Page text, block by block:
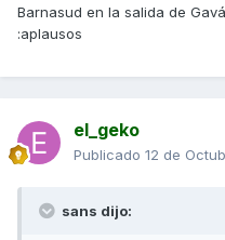
Barnasud en la salida de
:aplausos
el_geko
Publicado 12 de
sans dijo: